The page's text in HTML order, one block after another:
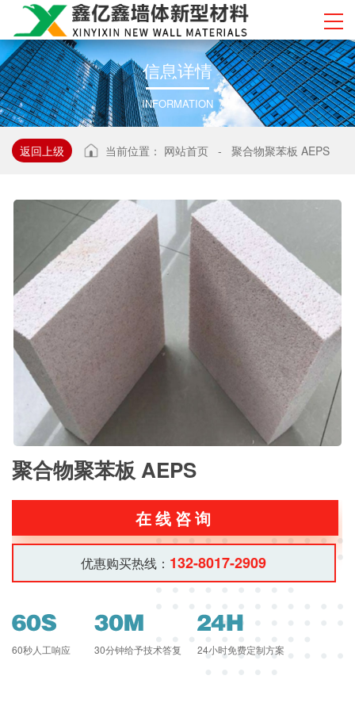
信息详情
INFORMATION
返回上级 当前位置： 网站首页 - 聚合物聚苯板 AEPS
聚合物聚苯板 AEPS
在线咨询
优惠购买热线： 132-8017-2909
60秒人工响应 30分钟给予技术答复 24小时免费定制方案